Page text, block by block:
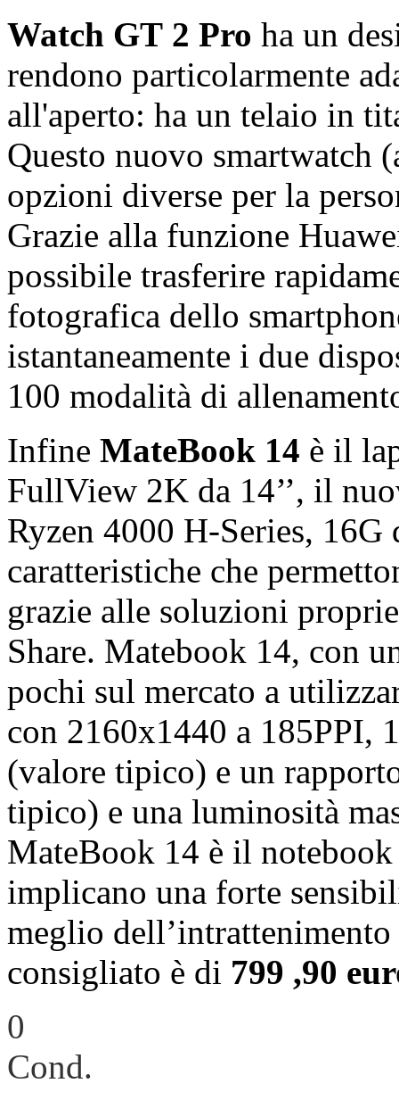
Watch GT 2 Pro ha un
rendono particolarmente
all'aperto: ha un telaio in
Questo nuovo smartwatch
opzioni diverse per la
Grazie alla funzione
possibile trasferire
fotografica dello
istantaneamente i due
100 modalità di
Infine MateBook 14 è il
FullView 2K da 14’’, il
Ryzen 4000 H-Series,
caratteristiche che
grazie alle soluzioni
Share. Matebook 14, con
pochi sul mercato a
con 2160x1440 a 185PPI,
(valore tipico) e un
tipico) e una luminosità
MateBook 14 è il
implicano una forte
meglio
consigliato è di 799 ,90
0
Cond.